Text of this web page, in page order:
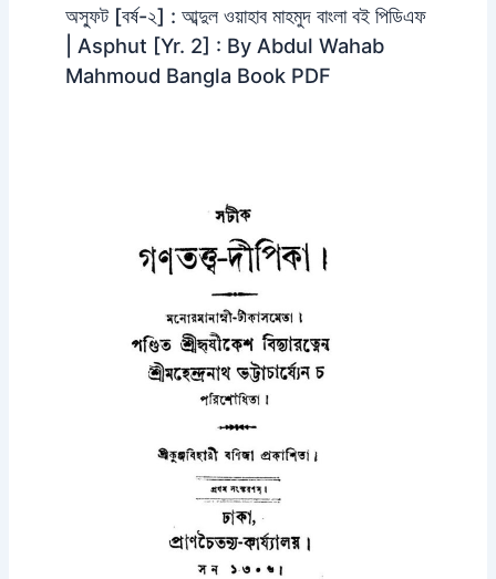
অস্ফুট [বর্ষ-২] : আব্দুল ওয়াহাব মাহমুদ বাংলা বই পিডিএফ
| Asphut [Yr. 2] : By Abdul Wahab
Mahmoud Bangla Book PDF